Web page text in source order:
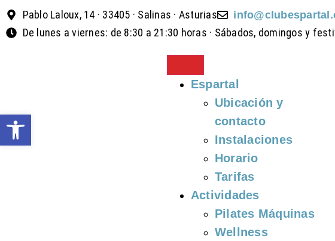
Pablo Laloux, 14 · 33405 · Salinas · Asturias
De lunes a viernes: de 8:30 a 21:30 horas · Sábados, domingos y
Espartal
Ubicación y
contacto
Instalaciones
Horario
Tarifas
Actividades
Pilates Máquinas
Wellness
Abrir barra de herramientas